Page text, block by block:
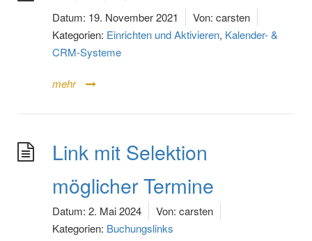
Datum: 19. November 2021 Von: carsten
Kategorien: Einrichten und Aktivieren, Kalender- &
CRM-Systeme
mehr
Link mit Selektion
möglicher Termine
Datum: 2. Mai 2024 Von: carsten
Kategorien: Buchungslinks